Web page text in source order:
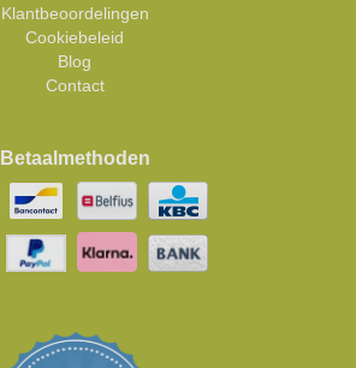
Klantbeoordelingen
Cookiebeleid
Blog
Contact
Betaalmethoden